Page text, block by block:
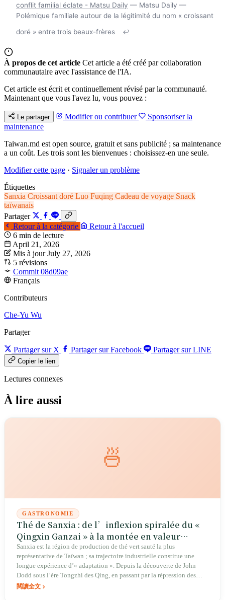
conflit familial éclate - Matsu Daily — Matsu Daily —
Polémique familiale autour de la légitimité du nom « croissant
doré » entre trois beaux-frères
↩
À propos de cet article Cet article a été créé par collaboration
communautaire avec l'assistance de l'IA.
Cet article est écrit et continuellement révisé par la communauté.
Maintenant que vous l'avez lu, vous pouvez :
Le partager Modifier ou contribuer
Sponsoriser la
maintenance
Taiwan.md est open source, gratuit et sans publicité ; sa maintenance
a un coût. Les trois sont les bienvenues : choisissez-en une seule.
Modifier cette page · Signaler un problème
Étiquettes
Sanxia Croissant doré Luo Fuqing Cadeau de voyage Snack
taïwanais
Partager
Retour à la catégorie
Retour à l'accueil
6 min de lecture
April 21, 2026
Mis à jour July 27, 2026
5 révisions
Commit 08d09ae
Français
Contributeurs
Che-Yu Wu
Partager
Partager sur X Partager sur Facebook Partager sur LINE
Copier le lien
Lectures connexes
À lire aussi
🍜
GASTRONOMIE
Thé de Sanxia : de l’inflexion spiralée du «
Qingxin Ganzai » à la montée en valeur
miellée du thé d’été
Sanxia est la région de production de thé vert sauté la plus
représentative de Taïwan ; sa trajectoire industrielle constitue une
longue expérience d’« adaptation ». Depuis la découverte de John
Dodd sous l’ère Tongzhi des Qing, en passant par la répression des
exportations de thé vert durant la période japonaise, jusqu’à la
閱讀全文